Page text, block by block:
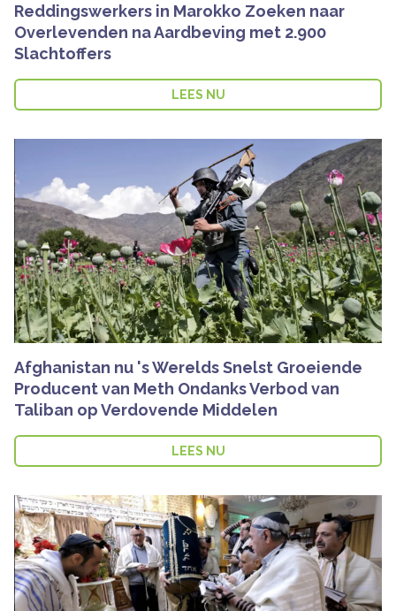
Reddingswerkers in Marokko Zoeken naar
Overlevenden na Aardbeving met 2.900
Slachtoffers
LEES NU
Afghanistan nu 's Werelds Snelst Groeiende
Producent van Meth Ondanks Verbod van
Taliban op Verdovende Middelen
LEES NU